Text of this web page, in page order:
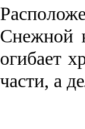
Снежной
огибает
части, а